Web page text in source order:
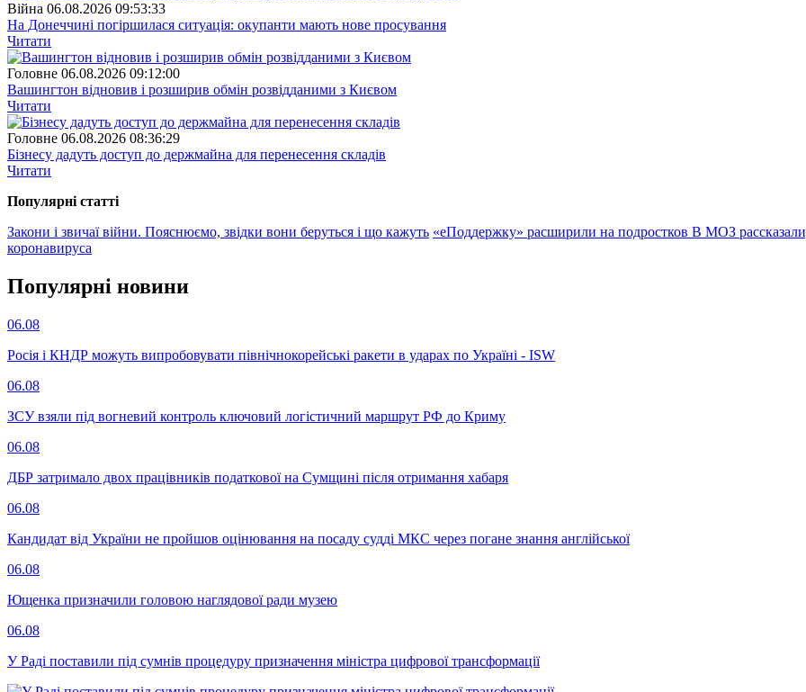
Війна 06.08.2026 09:53:33
На Донеччині погіршилася ситуація: окупанти мають нове просування
Читати
Головне 06.08.2026 09:12:00
Вашингтон відновив і розширив обмін розвідданими з Києвом
Читати
Головне 06.08.2026 08:36:29
Бізнесу дадуть доступ до держмайна для перенесення складів
Читати
Популярнi статтi
Закони і звичаї війни. Пояснюємо, звідки вони беруться і що кажуть «еПоддержку» расширили на подростков В МОЗ
коронавируса
Популярнi новини
06.08
Росія і КНДР можуть випробовувати північнокорейські ракети в ударах по Україні - ISW
06.08
ЗСУ взяли під вогневий контроль ключовий логістичний маршрут РФ до Криму
06.08
ДБР затримало двох працівників податкової на Сумщині після отримання хабаря
06.08
Кандидат від України не пройшов оцінювання на посаду судді МКС через погане знання англійської
06.08
Ющенка призначили головою наглядової ради музею
06.08
У Раді поставили під сумнів процедуру призначення міністра цифрової трансформації